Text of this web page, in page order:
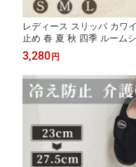
レディース スリッパ カワ
止め 春 夏 秋 四季 ルーム
ューズ おしゃれ ボア 柔ら
自宅用 履きやすい
3,280円